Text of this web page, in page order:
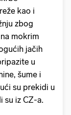
kao i
zbog
mokrim
jačih
u
šume i
su prekidi u
su iz CZ-a.